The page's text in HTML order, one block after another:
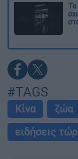
Το
#TAGS
Κίνα ζώα
ειδήσεις